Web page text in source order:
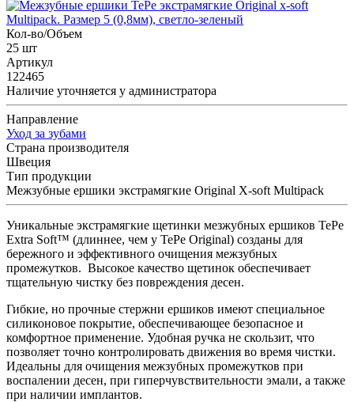
Кол-во/Объем
25 шт
Артикул
122465
Наличие уточняется у администратора
Направление
Уход за зубами
Страна производителя
Швеция
Тип продукции
Межзубные ершики экстрамягкие Original X-soft Multipack
Уникальные экстрамягкие щетинки мезжубных ершиков TePe
Extra Soft™ (длиннее, чем у TePe Original) созданы для
бережного и эффективного очищения межзубных
промежутков. Высокое качество щетинок обеспечивает
тщательную чистку без повреждения десен.
Гибкие, но прочные стержни ершиков имеют специальное
силиконовое покрытие, обеспечивающее безопасное и
комфортное применение. Удобная ручка не скользит, что
позволяет точно контролировать движения во время чистки.
Идеальны для очищения межзубных промежутков при
воспалении десен, при гиперчувствительности эмали, а также
при наличии имплантов.